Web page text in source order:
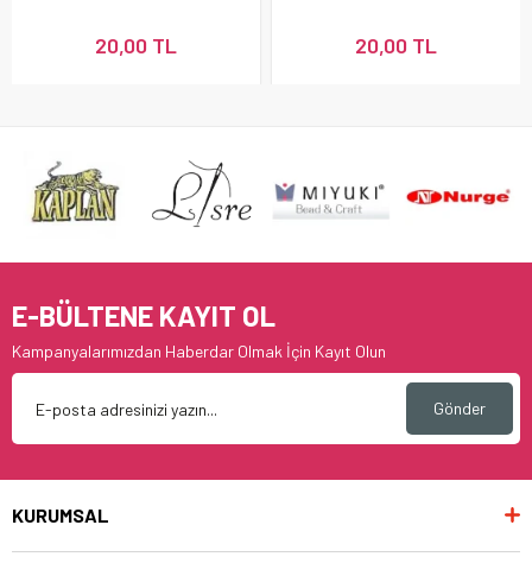
20,00 TL 20,00 TL
E-BÜLTENE KAYIT OL
Kampanyalarımızdan Haberdar Olmak İçin Kayıt Olun
Gönder
KURUMSAL